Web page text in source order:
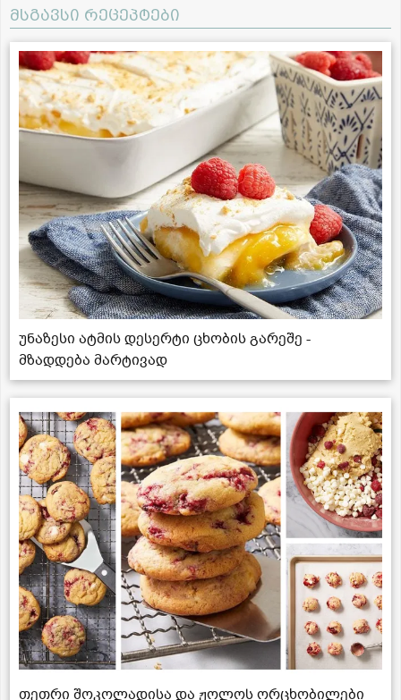
მსგავსი რეცეპტები
უნაზესი ატმის დესერტი ცხობის გარეშე -
მზადდება მარტივად
თეთრი შოკოლადისა და ჟოლოს ორცხობილები